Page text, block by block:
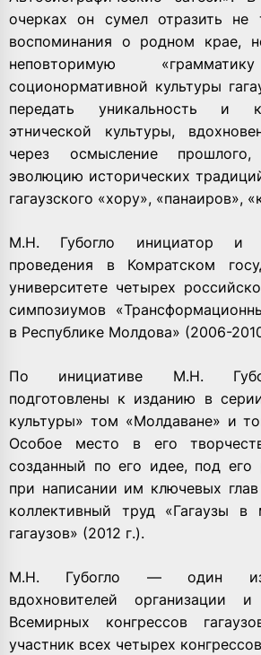
очерках он сумел отразить не
воспоминания о родном крае,
неповторимую
соционормативной культуры
передать уникальность и
этнической культуры,
через осмысление прошлого,
эволюцию исторических
гагаузского «хору», «панаиров»,
М.Н. Губогло инициатор и
проведения в Комратском
университете четырех
симпозиумов
в Республике Молдова» (2006-
По инициативе М.Н.
подготовлены к изданию в
культуры» том «Молдаване» и
Особое место в его
созданный по его идее, под его
при написании им ключевых
коллективный труд «Гагаузы
гагаузов» (2012 г.).
М.Н. Губогло — один из
вдохновителей организации и
Всемирных конгрессов
участник всех четырех